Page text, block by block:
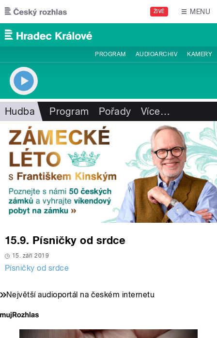
Přejít k hlavnímu obsahu
ŽIVĚ MENU
PROGRAM AUDIOARCHIV KAMERY
Hudba Program Pořady Více…
15.9. Písničky od srdce
15. září 2019
Písničky od srdce
Největší audioportál na českém internetu